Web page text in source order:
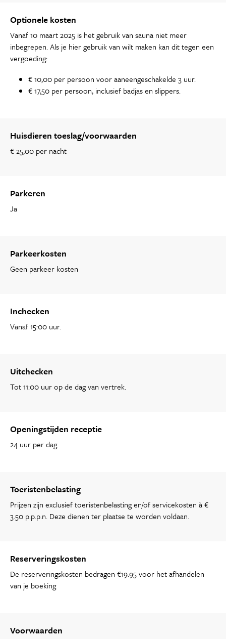
Optionele kosten
Vanaf 10 maart 2025 is het gebruik van sauna niet meer
inbegrepen. Als je hier gebruik van wilt maken kan dit tegen een
vergoeding:
€ 10,00 per persoon voor aaneengeschakelde 3 uur.
€ 17,50 per persoon, inclusief badjas en slippers.
Huisdieren toeslag/voorwaarden
€ 25,00 per nacht
Parkeren
Ja
Parkeerkosten
Geen parkeer kosten
Inchecken
Vanaf 15:00 uur.
Uitchecken
Tot 11:00 uur op de dag van vertrek.
Openingstijden receptie
24 uur per dag
Toeristenbelasting
Prijzen zijn exclusief toeristenbelasting en/of servicekosten à €
3.50 p.p.p.n. Deze dienen ter plaatse te worden voldaan.
Reserveringskosten
De reserveringskosten bedragen €19.95 voor het afhandelen
van je boeking
Voorwaarden